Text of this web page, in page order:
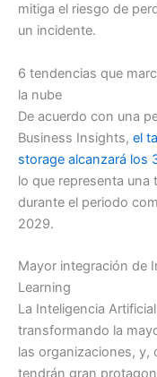
mitiga el riesgo de
un incidente.
6 tendencias que
la nube
De acuerdo con una
Business Insights, el
storage alcanzará los
lo que representa una
durante el periodo
2029.
Mayor integración de
Learning
La Inteligencia
transformando la
las organizaciones, y,
tendrán gran